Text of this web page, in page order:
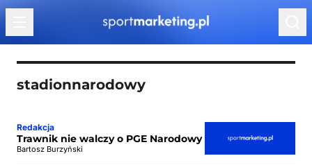
Przejdź do treści
stadionnarodowy
Redakcja
Trawnik nie walczy o PGE Narodowy
Bartosz Burzyński